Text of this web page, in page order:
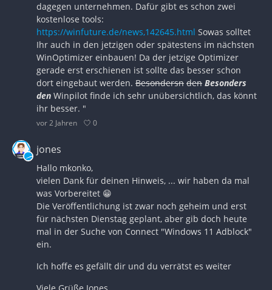
dagegen unternehmen. Dafür gibt es schon zwei
kostenlose tools:
https://winfuture.de/news,142645.html Sowas solltet
Ihr auch in den jetzigen oder spätestens im nächsten
WinOptimizer einbauen! Da der jetzige Optimizer
gerade erst erschienen ist sollte das besser schon
dort eingebaut werden. Besondersn den Besonders
den Winpilot finde ich sehr unübersichtlich, das könnt
ihr besser. "
vor 2 Jahren 0
jones
Hallo mkonko,
vielen Dank für deinen Hinweis, ... wir haben da mal
was Vorbereitet 😁
Die Veröffentlichung ist zwar noch geheim und erst
für nächsten Dienstag geplant, aber gib doch heute
mal in der Suche von Connect "Windows 11 Adblock"
ein.
Ich hoffe es gefällt dir und du verrätst es weiter